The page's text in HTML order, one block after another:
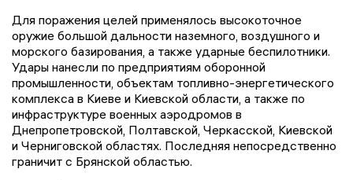
Для поражения целей применялось высокоточное
оружие большой дальности наземного, воздушного и
морского базирования, а также ударные беспилотники.
Удары нанесли по предприятиям оборонной
промышленности, объектам топливно-энергетического
комплекса в Киеве и Киевской области, а также по
инфраструктуре военных аэродромов в
Днепропетровской, Полтавской, Черкасской, Киевской
и Черниговской областях. Последняя непосредственно
граничит с Брянской областью.